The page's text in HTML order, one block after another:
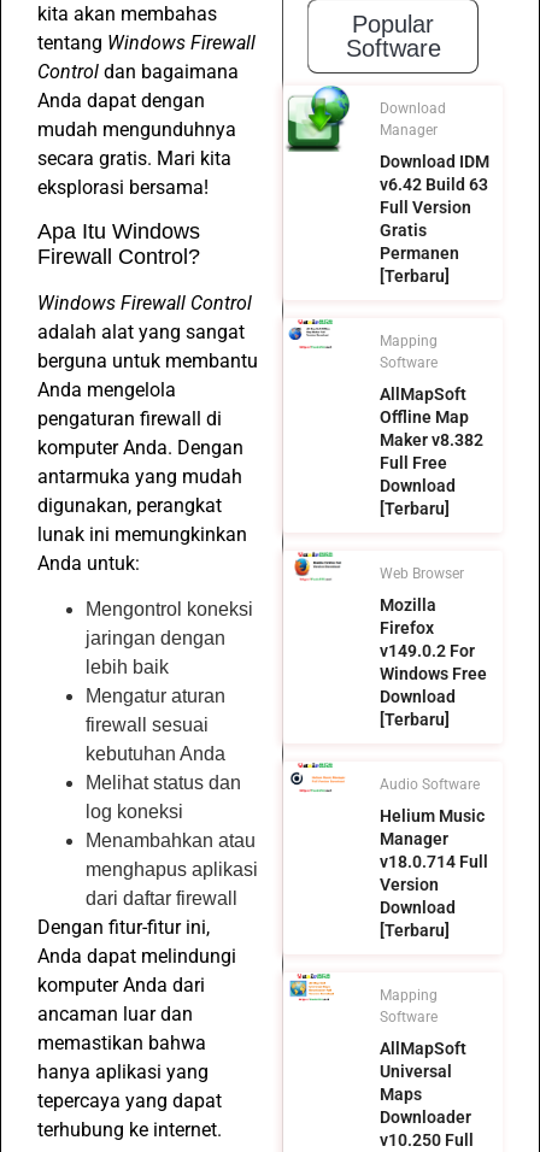
kita akan membahas
tentang Windows Firewall
Control dan bagaimana
Anda dapat dengan
mudah mengunduhnya
secara gratis. Mari kita
eksplorasi bersama!
Apa Itu Windows
Firewall Control?
Windows Firewall Control
adalah alat yang sangat
berguna untuk membantu
Anda mengelola
pengaturan firewall di
komputer Anda. Dengan
antarmuka yang mudah
digunakan, perangkat
lunak ini memungkinkan
Anda untuk:
Mengontrol koneksi
jaringan dengan
lebih baik
Mengatur aturan
firewall sesuai
kebutuhan Anda
Melihat status dan
log koneksi
Menambahkan atau
menghapus aplikasi
dari daftar firewall
Dengan fitur-fitur ini,
Anda dapat melindungi
komputer Anda dari
ancaman luar dan
memastikan bahwa
hanya aplikasi yang
tepercaya yang dapat
terhubung ke internet.
Popular
Software
Download
Manager
Download IDM
v6.42 Build 63
Full Version
Gratis
Permanen
[Terbaru]
Mapping
Software
AllMapSoft
Offline Map
Maker v8.382
Full Free
Download
[Terbaru]
Web Browser
Mozilla
Firefox
v149.0.2 For
Windows Free
Download
[Terbaru]
Audio Software
Helium Music
Manager
v18.0.714 Full
Version
Download
[Terbaru]
Mapping
Software
AllMapSoft
Universal
Maps
Downloader
v10.250 Full